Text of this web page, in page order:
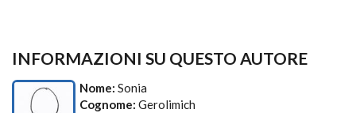
INFORMAZIONI SU QUESTO AUTORE
Nome: Sonia
Cognome: Gerolimich